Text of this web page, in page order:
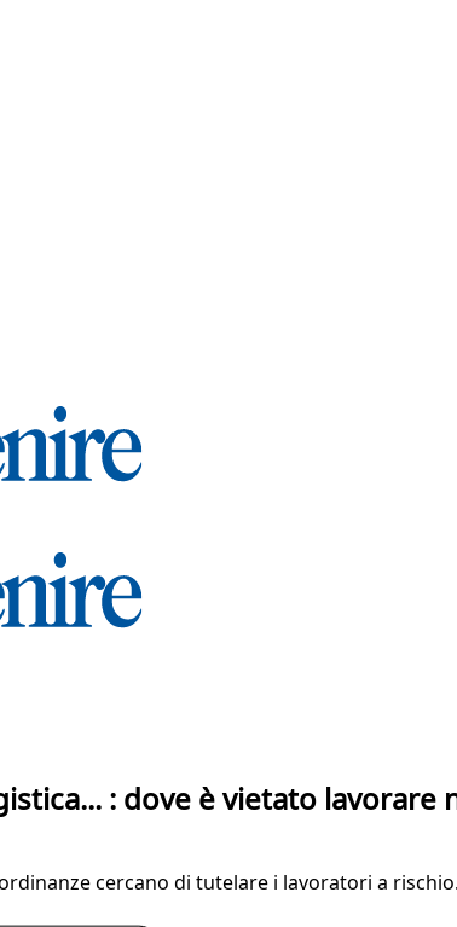
: dove è vietato lavorare
cercano di tutelare i lavoratori a